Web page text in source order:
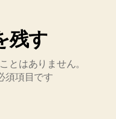
残す
とはありません。
須項目です